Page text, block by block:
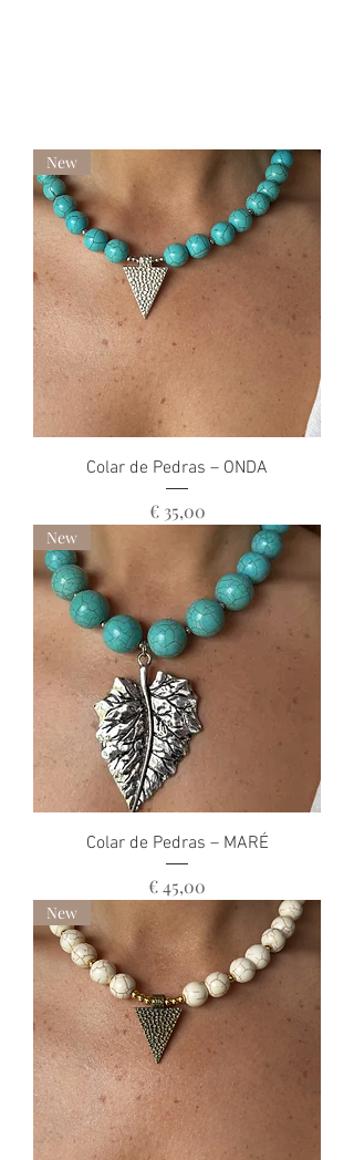
New
Colar de Pedras – ONDA
Preço
€ 35,00
New
Colar de Pedras – MARÉ
Preço
€ 45,00
New